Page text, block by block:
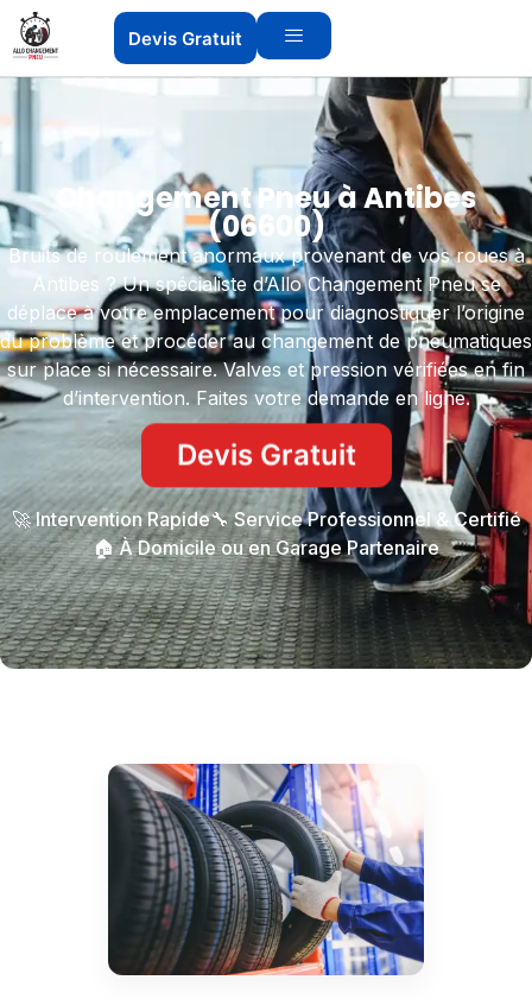
Devis Gratuit
Changement Pneu à Antibes
(06600)
Bruits de roulement anormaux provenant de vos roues à
Antibes ? Un spécialiste d’Allo Changement Pneu se
déplace à votre emplacement pour diagnostiquer l’origine
du problème et procéder au changement de pneumatiques
sur place si nécessaire. Valves et pression vérifiées en fin
d’intervention. Faites votre demande en ligne.
Devis Gratuit
🚀 Intervention Rapide🔧 Service Professionnel & Certifié
🏠 À Domicile ou en Garage Partenaire